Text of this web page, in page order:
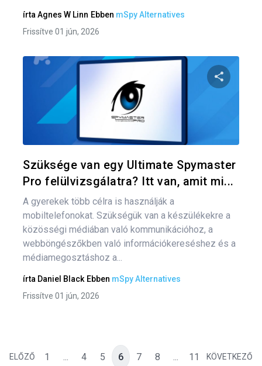
írta Agnes W Linn Ebben mSpy Alternatives
Frissítve 01 jún, 2026
Szüksége van egy Ultimate Spymaster
Pro felülvizsgálatra? Itt van, amit mi...
A gyerekek több célra is használják a
mobiltelefonokat. Szükségük van a készülékekre a
közösségi médiában való kommunikációhoz, a
webböngészőkben való információkereséshez és a
médiamegosztáshoz a...
írta Daniel Black Ebben mSpy Alternatives
Frissítve 01 jún, 2026
ELŐZŐ 1 ... 4 5 6 7 8 ... 11 KÖVETKEZŐ